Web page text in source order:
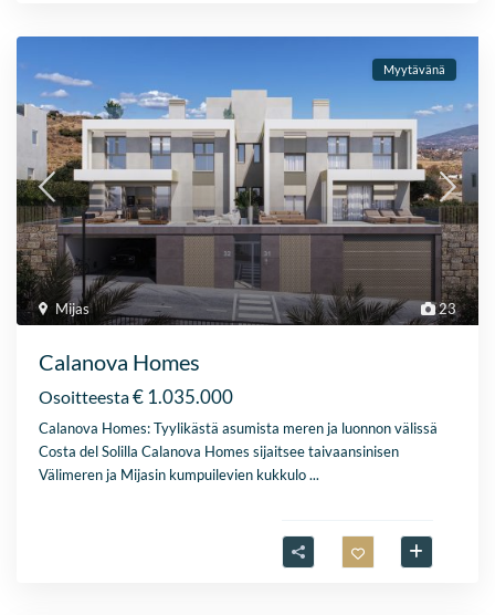
23
Mijas
Myytävänä
Calanova Homes
Osoitteesta€ 1.035.000
Calanova Homes: Tyylikästä asumista meren ja luonnon välissä
Costa del Solilla Calanova Homes sijaitsee taivaansinisen
Välimeren ja Mijasin kumpuilevien kukkulo...